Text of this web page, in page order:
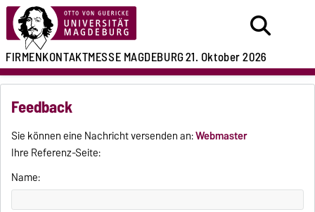
FIRMENKONTAKTMESSEMAGDEBURG21. Oktober 2026
Feedback
Sie können eine Nachricht versenden an:Webmaster
Ihre Referenz-Seite:
Name: